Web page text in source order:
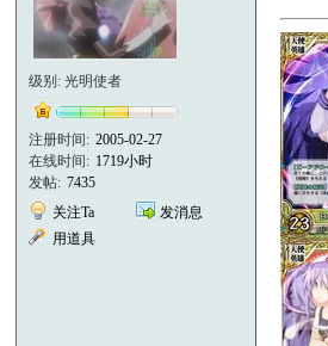
级别: 光明使者
注册时间: 2005-02-27
在线时间: 1719小时
发帖: 7435
关注Ta
发消息
用道具